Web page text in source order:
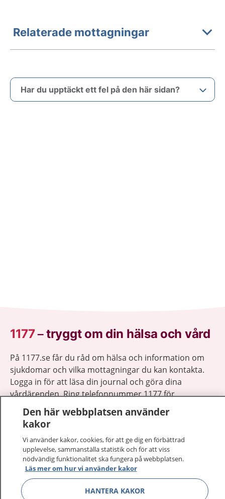
Relaterade mottagningar
Har du upptäckt ett fel på den här sidan?
1177–tryggt om din hälsa och vård
På 1177.se får du råd om hälsa och information om
sjukdomar och vilka mottagningar du kan kontakta.
Logga in för att läsa din journal och göra dina
vårdärenden. Ring telefonnummer 1177 för
sjukvårdsrådgivning dygnet runt.
1177 ger dig råd när du vill må bättre.
1177 på flera språk Visa
Den här webbplatsen använder
kakor
Vi använder kakor, cookies, för att ge dig en förbättrad
upplevelse, sammanställa statistik och för att viss
nödvändig funktionalitet ska fungera på webbplatsen.
Läs mer om hur vi använder kakor
HANTERA KAKOR